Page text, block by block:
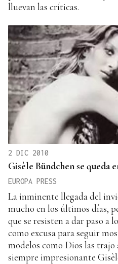
lluevan las críticas.
2 DIC 2010
Gisèle Bündchen se queda
EUROPA PRESS
La inminente llegada del
mucho en los últimos días,
que se resisten a dar paso a
como excusa para seguir
modelos como Dios las trajo
siempre impresionante